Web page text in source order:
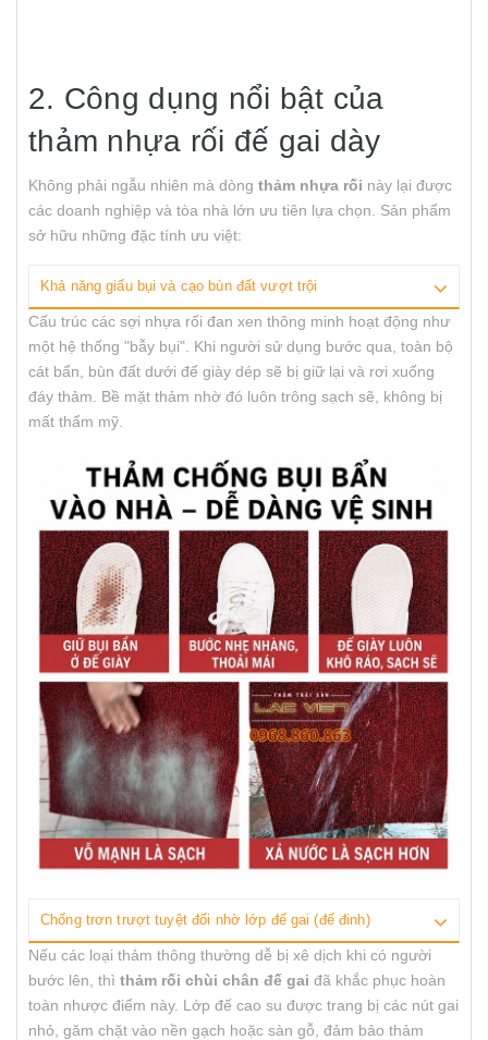
2. Công dụng nổi bật của
thảm nhựa rối đế gai dày
Không phải ngẫu nhiên mà dòng thảm nhựa rối này lại được
các doanh nghiệp và tòa nhà lớn ưu tiên lựa chọn. Sản phẩm
sở hữu những đặc tính ưu việt:
Khả năng giấu bụi và cạo bùn đất vượt trội
Cấu trúc các sợi nhựa rối đan xen thông minh hoạt động như
một hệ thống "bẫy bụi". Khi người sử dụng bước qua, toàn bộ
cát bẩn, bùn đất dưới đế giày dép sẽ bị giữ lại và rơi xuống
đáy thảm. Bề mặt thảm nhờ đó luôn trông sạch sẽ, không bị
mất thẩm mỹ.
Chống trơn trượt tuyệt đối nhờ lớp đế gai (đế đinh)
Nếu các loại thảm thông thường dễ bị xê dịch khi có người
bước lên, thì thảm rối chùi chân đế gai đã khắc phục hoàn
toàn nhược điểm này. Lớp đế cao su được trang bị các nút gai
nhỏ, găm chặt vào nền gạch hoặc sàn gỗ, đảm bảo thảm